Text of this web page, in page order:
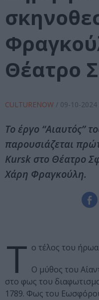
Θέατρο
CULTURENOW / 09-10-2024
Το έργο “Αιαυτός”
παρουσιάζεται
Kursk στο Θέατρο
Χάρη Φραγκούλη.
Τ ο τέλος του ήρωα
Ο μύθος του
στο φως του
1789. Φως του